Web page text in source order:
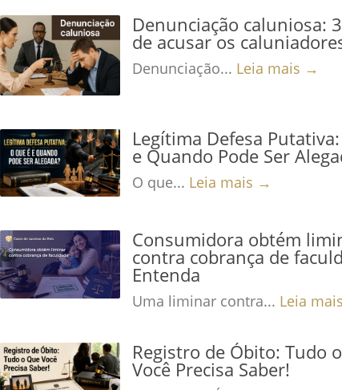
Denunciação caluniosa:
de acusar os
Denunciação... Leia mais →
Legítima Defesa
e Quando Pode Ser
O que... Leia mais →
Consumidora obtém
contra cobrança de
Entenda
Uma liminar contra... Leia
Registro de Óbito: Tudo
Você Precisa Saber!